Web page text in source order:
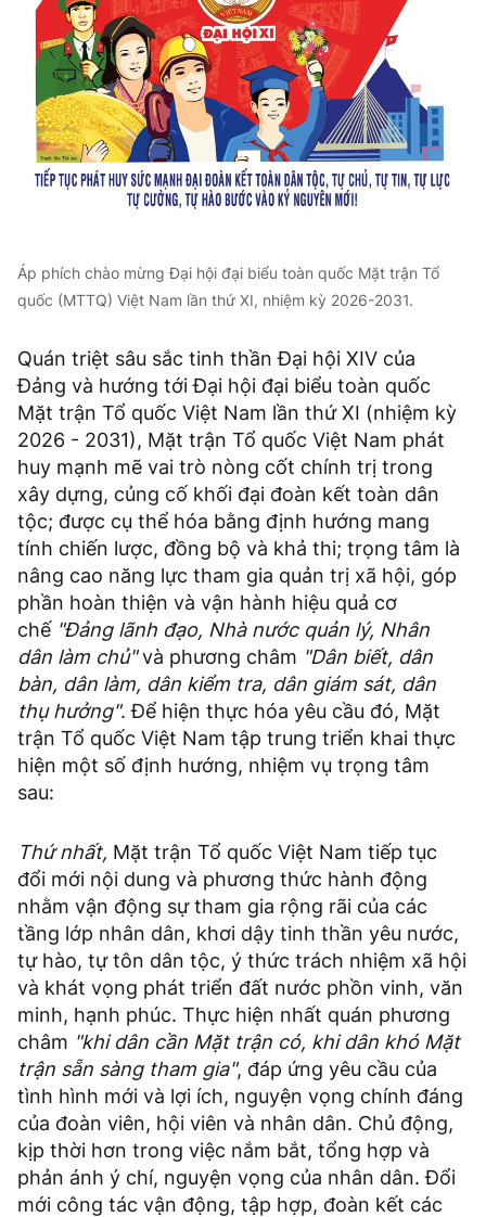
Áp phích chào mừng Đại hội đại biểu toàn quốc Mặt trận Tổ
quốc (MTTQ) Việt Nam lần thứ XI, nhiệm kỳ 2026-2031.
Quán triệt sâu sắc tinh thần Đại hội XIV của
Đảng và hướng tới Đại hội đại biểu toàn quốc
Mặt trận Tổ quốc Việt Nam lần thứ XI (nhiệm kỳ
2026 - 2031), Mặt trận Tổ quốc Việt Nam phát
huy mạnh mẽ vai trò nòng cốt chính trị trong
xây dựng, củng cố khối đại đoàn kết toàn dân
tộc; được cụ thể hóa bằng định hướng mang
tính chiến lược, đồng bộ và khả thi; trọng tâm là
nâng cao năng lực tham gia quản trị xã hội, góp
phần hoàn thiện và vận hành hiệu quả cơ
chế "Đảng lãnh đạo, Nhà nước quản lý, Nhân
dân làm chủ"và phương châm "Dân biết, dân
bàn, dân làm, dân kiểm tra, dân giám sát, dân
thụ hưởng". Để hiện thực hóa yêu cầu đó, Mặt
trận Tổ quốc Việt Nam tập trung triển khai thực
hiện một số định hướng, nhiệm vụ trọng tâm
sau:
Thứ nhất, Mặt trận Tổ quốc Việt Nam tiếp tục
đổi mới nội dung và phương thức hành động
nhằm vận động sự tham gia rộng rãi của các
tầng lớp nhân dân, khơi dậy tinh thần yêu nước,
tự hào, tự tôn dân tộc, ý thức trách nhiệm xã hội
và khát vọng phát triển đất nước phồn vinh, văn
minh, hạnh phúc. Thực hiện nhất quán phương
châm "khi dân cần Mặt trận có, khi dân khó Mặt
trận sẵn sàng tham gia", đáp ứng yêu cầu của
tình hình mới và lợi ích, nguyện vọng chính đáng
của đoàn viên, hội viên và nhân dân. Chủ động,
kịp thời hơn trong việc nắm bắt, tổng hợp và
phản ánh ý chí, nguyện vọng của nhân dân. Đổi
mới công tác vận động, tập hợp, đoàn kết các